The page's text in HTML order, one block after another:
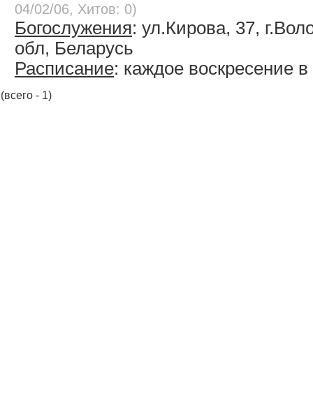
04/02/06, Хитов: 0)
Богослужения: ул.Кирова, 37,
обл, Беларусь
Расписание: каждое воскресение
(всего - 1)